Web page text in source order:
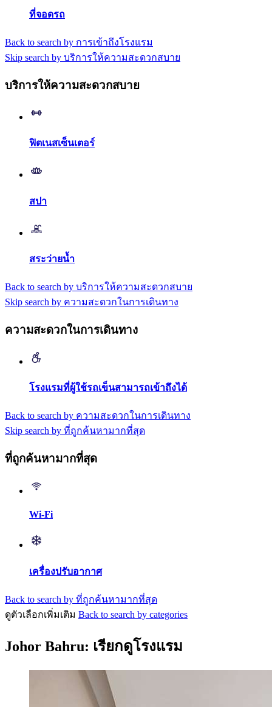
ที่จอดรถ
Back to search by การเข้าถึงโรงแรม
Skip search by บริการให้ความสะดวกสบาย
บริการให้ความสะดวกสบาย
ฟิตเนสเซ็นเตอร์
สปา
สระว่ายน้ำ
Back to search by บริการให้ความสะดวกสบาย
Skip search by ความสะดวกในการเดินทาง
ความสะดวกในการเดินทาง
โรงแรมที่ผู้ใช้รถเข็นสามารถเข้าถึงได้
Back to search by ความสะดวกในการเดินทาง
Skip search by ที่ถูกค้นหามากที่สุด
ที่ถูกค้นหามากที่สุด
Wi-Fi
เครื่องปรับอากาศ
Back to search by ที่ถูกค้นหามากที่สุด
ดูตัวเลือกเพิ่มเติม Back to search by categories
Johor Bahru: เรียกดูโรงแรม